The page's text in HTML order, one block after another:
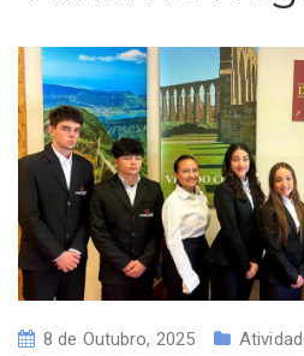
8 de Outubro, 2025